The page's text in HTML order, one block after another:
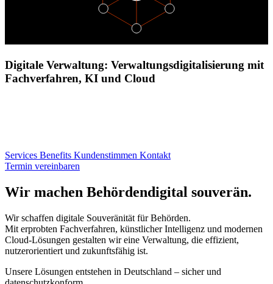
Digitale Verwaltung: Verwaltungsdigitalisierung mit
Fachverfahren, KI und Cloud
Services Benefits Kundenstimmen Kontakt
Termin vereinbaren
Modules
Wir machen Behördendigital souverän.
Wir schaffen digitale Souveränität für Behörden.
Mit erprobten Fachverfahren, künstlicher Intelligenz und modernen
Cloud-Lösungen gestalten wir eine Verwaltung, die effizient,
nutzerorientiert und zukunftsfähig ist.
Unsere Lösungen entstehen in Deutschland – sicher und